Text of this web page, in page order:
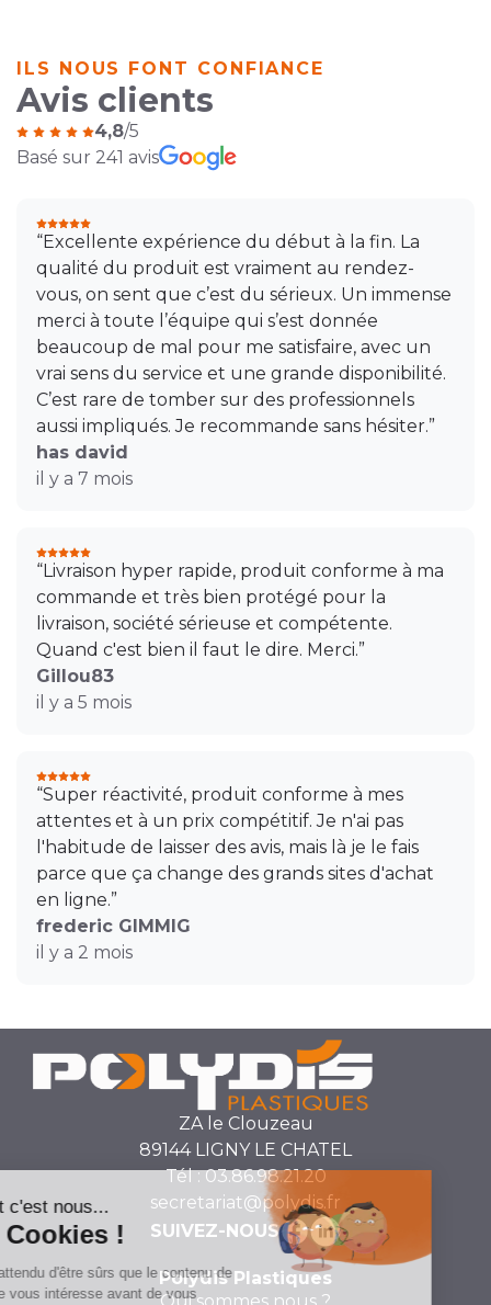
ILS NOUS FONT CONFIANCE
Avis clients
4,8/5
Basé sur 241 avis
“Excellente expérience du début à la fin. La
qualité du produit est vraiment au rendez-
vous, on sent que c’est du sérieux. Un immense
merci à toute l’équipe qui s’est donnée
beaucoup de mal pour me satisfaire, avec un
vrai sens du service et une grande disponibilité.
C’est rare de tomber sur des professionnels
aussi impliqués. Je recommande sans hésiter.”
has david
il y a 7 mois
“Livraison hyper rapide, produit conforme à ma
commande et très bien protégé pour la
livraison, société sérieuse et compétente.
Quand c'est bien il faut le dire. Merci.”
Gillou83
il y a 5 mois
“Super réactivité, produit conforme à mes
attentes et à un prix compétitif. Je n'ai pas
l'habitude de laisser des avis, mais là je le fais
parce que ça change des grands sites d'achat
en ligne.”
frederic GIMMIG
il y a 2 mois
ZA le Clouzeau
89144 LIGNY LE CHATEL
Tél : 03.86.98.21.20
secretariat@polydis.fr
SUIVEZ-NOUS
Polydis Plastiques